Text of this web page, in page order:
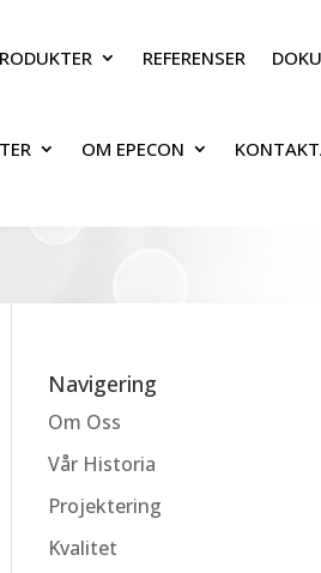
REFERENSER
OM EPECON
Navigering
Om Oss
Vår Historia
Projektering
Kvalitet